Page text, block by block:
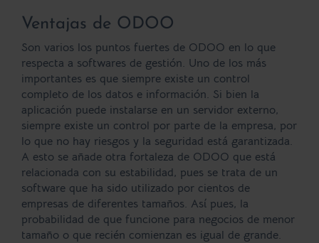
Ventajas de ODOO
Son varios los puntos fuertes de ODOO en lo que
respecta a softwares de gestión. Uno de los más
importantes es que siempre existe un control
completo de los datos e información. Si bien la
aplicación puede instalarse en un servidor externo,
siempre existe un control por parte de la empresa, por
lo que no hay riesgos y la seguridad está garantizada.
A esto se añade otra fortaleza de ODOO que está
relacionada con su estabilidad, pues se trata de un
software que ha sido utilizado por cientos de
empresas de diferentes tamaños. Así pues, la
probabilidad de que funcione para negocios de menor
tamaño o que recién comienzan es igual de grande.